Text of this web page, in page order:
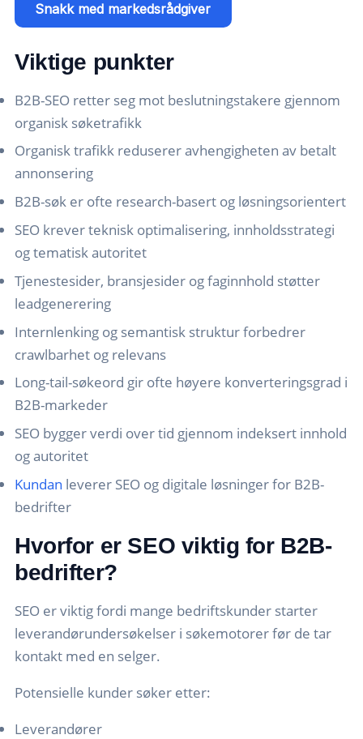
Snakk med markedsrådgiver
Viktige punkter
B2B-SEO retter seg mot beslutningstakere gjennom
organisk søketrafikk
Organisk trafikk reduserer avhengigheten av betalt
annonsering
B2B-søk er ofte research-basert og løsningsorientert
SEO krever teknisk optimalisering, innholdsstrategi
og tematisk autoritet
Tjenestesider, bransjesider og faginnhold støtter
leadgenerering
Internlenking og semantisk struktur forbedrer
crawlbarhet og relevans
Long-tail-søkeord gir ofte høyere konverteringsgrad i
B2B-markeder
SEO bygger verdi over tid gjennom indeksert innhold
og autoritet
Kundan leverer SEO og digitale løsninger for B2B-
bedrifter
Hvorfor er SEO viktig for B2B-
bedrifter?
SEO er viktig fordi mange bedriftskunder starter
leverandørundersøkelser i søkemotorer før de tar
kontakt med en selger.
Potensielle kunder søker etter:
Leverandører